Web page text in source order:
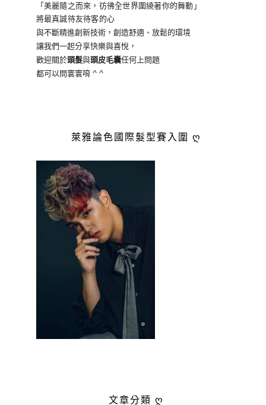
「美麗隨之而來，彷彿全世界圍繞著你的舞動」
將最真誠待友待客的心
與不斷精進創新技術，創造舒適、放鬆的環境
讓我們一起分享快樂與喜悅，
歡迎關於頭髮與頭皮毛囊任何上問題
都可以問寰寰唷 ^ ^
萊雅論色國際髮型賽入圍 ღ
文章分類 ღ